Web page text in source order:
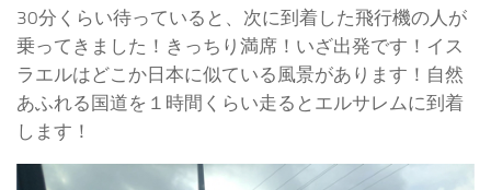
30分くらい待っていると、次に到着した飛行機の人が
乗ってきました！きっちり満席！いざ出発です！イス
ラエルはどこか日本に似ている風景があります！自然
あふれる国道を１時間くらい走るとエルサレムに到着
します！